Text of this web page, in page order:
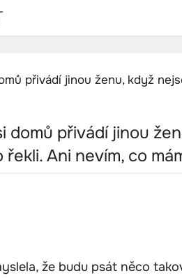
domů přivádí jinou
řekli. Ani nevím, co
že budu psát něco